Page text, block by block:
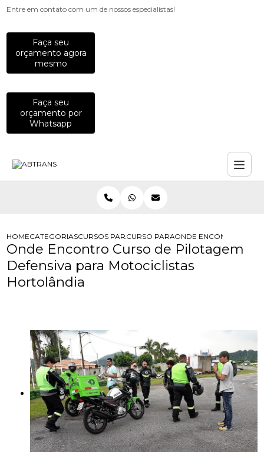
Entre em contato com um de nossos especialistas!
Faça seu
orçamento agora
mesmo
Faça seu
orçamento por
Whatsapp
HOMECATEGORIASCURSOS PARA MOTOCICLISTAS
CURSO PARA MOTOCICLISTA
ONDE ENCONTRO
Onde Encontro Curso de Pilotagem
Defensiva para Motociclistas
Hortolândia